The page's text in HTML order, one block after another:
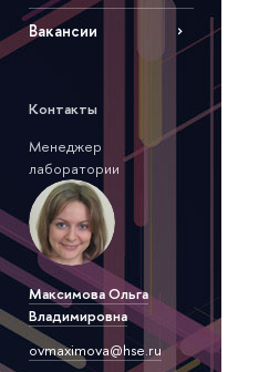
Вакансии
Контакты
Менеджер
лаборатории
Максимова Ольга
Владимировна
ovmaximova@hse.ru